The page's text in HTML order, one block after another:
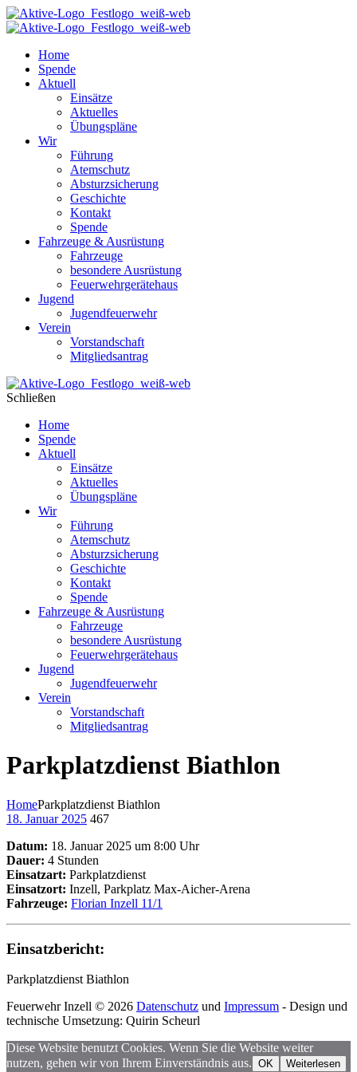
Home
Spende
Aktuell
Einsätze
Aktuelles
Übungspläne
Wir
Führung
Atemschutz
Absturzsicherung
Geschichte
Kontakt
Spende
Fahrzeuge & Ausrüstung
Fahrzeuge
besondere Ausrüstung
Feuerwehrgerätehaus
Jugend
Jugendfeuerwehr
Verein
Vorstandschaft
Mitgliedsantrag
Schließen
Home
Spende
Aktuell
Einsätze
Aktuelles
Übungspläne
Wir
Führung
Atemschutz
Absturzsicherung
Geschichte
Kontakt
Spende
Fahrzeuge & Ausrüstung
Fahrzeuge
besondere Ausrüstung
Feuerwehrgerätehaus
Jugend
Jugendfeuerwehr
Verein
Vorstandschaft
Mitgliedsantrag
Parkplatzdienst Biathlon
HomeParkplatzdienst Biathlon
18. Januar 2025 467
Datum: 18. Januar 2025 um 8:00 Uhr
Dauer: 4 Stunden
Einsatzart: Parkplatzdienst
Einsatzort: Inzell, Parkplatz Max-Aicher-Arena
Fahrzeuge: Florian Inzell 11/1
Einsatzbericht:
Parkplatzdienst Biathlon
Feuerwehr Inzell © 2026 Datenschutz und Impressum - Design und
technische Umsetzung: Quirin Scheurl
Diese Website benutzt Cookies. Wenn Sie die Website weiter
nutzen, gehen wir von Ihrem Einverständnis aus. OK Weiterlesen